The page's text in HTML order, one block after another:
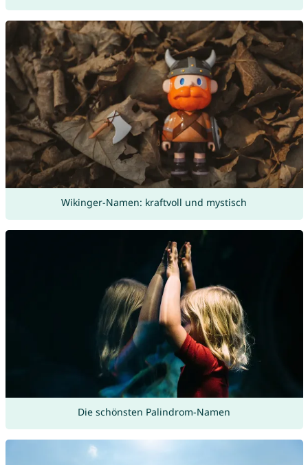
Wikinger-Namen: kraftvoll und mystisch
Die schönsten Palindrom-Namen